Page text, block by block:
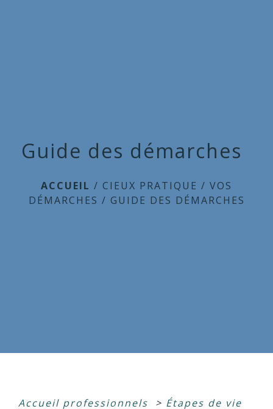
Guide des démarches
ACCUEIL / CIEUX PRATIQUE / VOS
DÉMARCHES / GUIDE DES DÉMARCHES
Accueil professionnels > Étapes de vie